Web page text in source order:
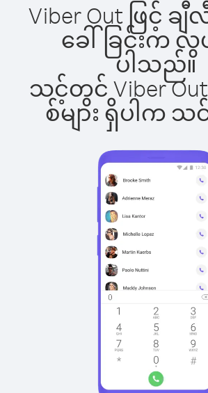
Viber Out ဖြင့် ခ
ခေါ်ခြင်းက
ပါသည်။
သင့်တွင် Viber
စ်များ ရှိပါက